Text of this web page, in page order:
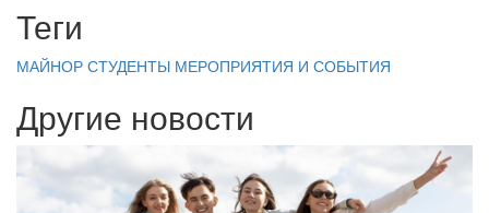
Теги
МАЙНОР СТУДЕНТЫ МЕРОПРИЯТИЯ И СОБЫТИЯ
Другие новости